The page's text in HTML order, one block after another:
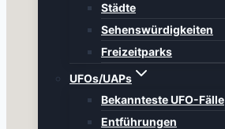
Städte
Sehenswürdigkeiten
Freizeitparks
UFOs/UAPs
Bekannteste UFO-Fälle
Entführungen